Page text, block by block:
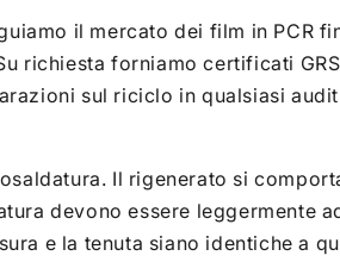
il mercato dei film in PCR
richiesta forniamo certificati
sul riciclo in qualsiasi
Il rigenerato si
devono essere leggermente
e la tenuta siano identiche a